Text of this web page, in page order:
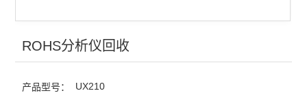
ROHS分析仪回收
产品型号： UX210